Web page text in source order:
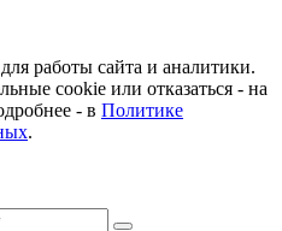
работы сайта и аналитики.
cookie или отказаться - на
- в Политике
.